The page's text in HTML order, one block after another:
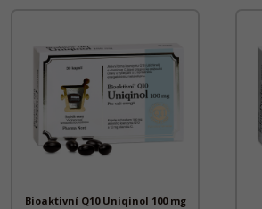
Bioaktivní Q10 Uniqinol 100 mg